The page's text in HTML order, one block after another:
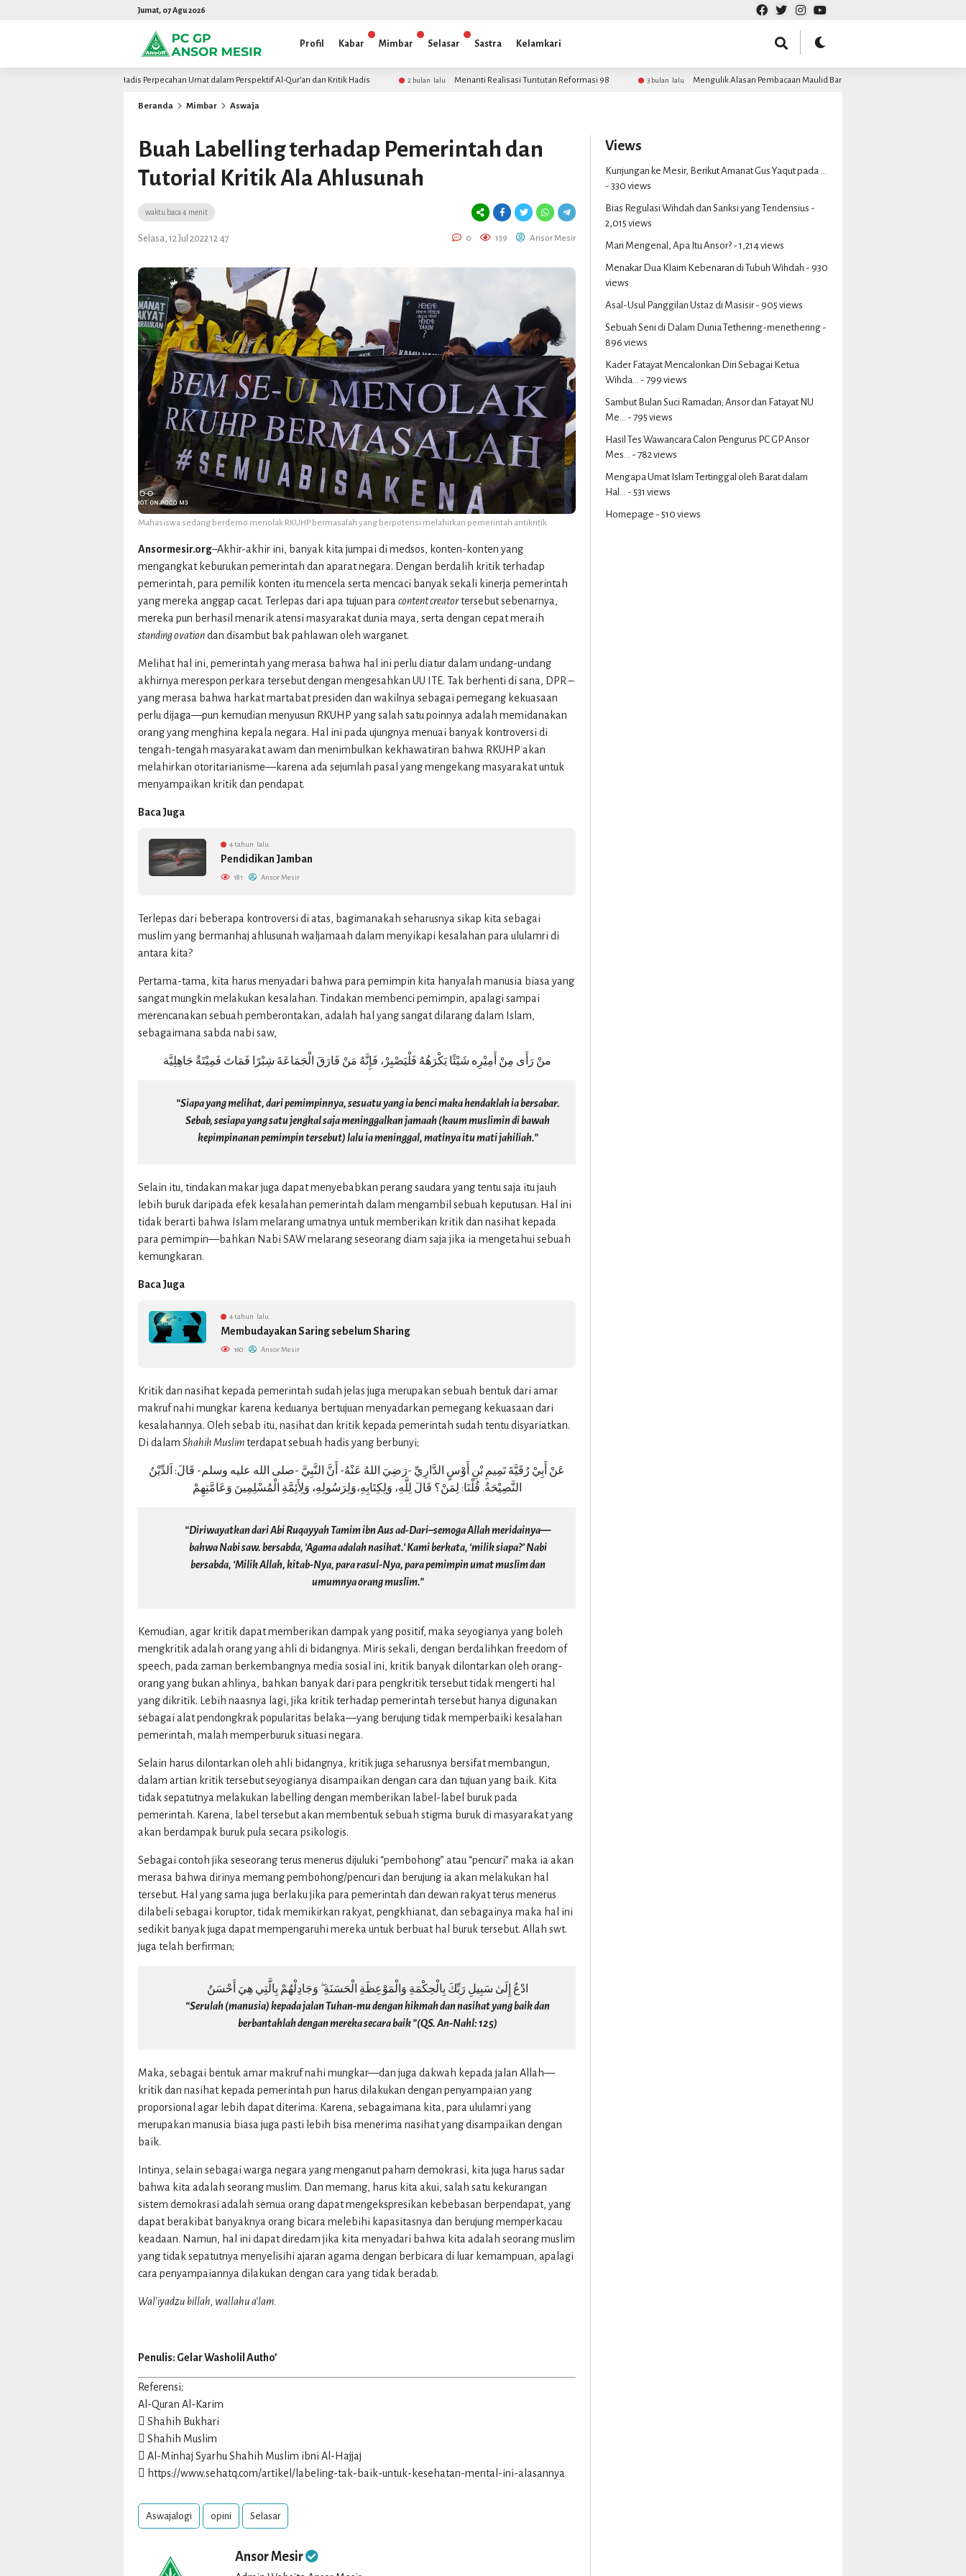
Jumat, 07 Agu 2026
Profil Kabar Mimbar Selasar Sastra Kelamkari
Hadis Perpecahan Umat dalam Perspektif Al-Qur’an dan Kritik Hadis 2 bulan lalu Menanti Realisasi Tuntutan Reformasi 98 3 bulan lalu Mengulik Alasan Pembacaan Maulid Barzanji MDS Rijalul Ansor dalam Majelis
Beranda Mimbar Aswaja
Buah Labelling terhadap Pemerintah dan
Tutorial Kritik Ala Ahlusunah
waktu baca 4 menit
Selasa, 12 Jul 2022 12:47 0 139 Ansor Mesir
Mahasiswa sedang berdemo menolak RKUHP bermasalah yang berpotensi melahirkan pemerintah antikritik
Ansormesir.org–Akhir-akhir ini, banyak kita jumpai di medsos, konten-konten yang
mengangkat keburukan pemerintah dan aparat negara. Dengan berdalih kritik terhadap
pemerintah, para pemilik konten itu mencela serta mencaci banyak sekali kinerja pemerintah
yang mereka anggap cacat. Terlepas dari apa tujuan para content creatortersebut sebenarnya,
mereka pun berhasil menarik atensi masyarakat dunia maya, serta dengan cepat meraih
standing ovationdan disambut bak pahlawan oleh warganet.
Melihat hal ini, pemerintah yang merasa bahwa hal ini perlu diatur dalam undang-undang
akhirnya merespon perkara tersebut dengan mengesahkan UU ITE. Tak berhenti di sana, DPR –
yang merasa bahwa harkat martabat presiden dan wakilnya sebagai pemegang kekuasaan
perlu dijaga—pun kemudian menyusun RKUHP yang salah satu poinnya adalah memidanakan
orang yang menghina kepala negara. Hal ini pada ujungnya menuai banyak kontroversi di
tengah-tengah masyarakat awam dan menimbulkan kekhawatiran bahwa RKUHP akan
melahirkan otoritarianisme—karena ada sejumlah pasal yang mengekang masyarakat untuk
menyampaikan kritik dan pendapat.
Baca Juga
4 tahun lalu
Pendidikan Jamban
181 Ansor Mesir
Terlepas dari beberapa kontroversi di atas, bagimanakah seharusnya sikap kita sebagai
muslim yang bermanhaj ahlusunah waljamaah dalam menyikapi kesalahan para ululamri di
antara kita?
Pertama-tama, kita harus menyadari bahwa para pemimpin kita hanyalah manusia biasa yang
sangat mungkin melakukan kesalahan. Tindakan membenci pemimpin, apalagi sampai
merencanakan sebuah pemberontakan, adalah hal yang sangat dilarang dalam Islam,
sebagaimana sabda nabi saw,
منْ رَأَى مِنْ أَمِيْرِه شَيْئًا يَكْرَهُهُ فَلْيَصْبِرْ، فَإِنَّهُ مَنْ فَارَقَ الْجَمَاعَةَ شِبْرًا فَمَاتَ فَمِيْتَةٌ جَاهِلِيَّة
“Siapa yang melihat, dari pemimpinnya, sesuatu yang ia benci maka hendaklah ia bersabar.
Sebab, sesiapa yang satu jengkal saja meninggalkan jamaah (kaum muslimin di bawah
kepimpinanan pemimpin tersebut) lalu ia meninggal, matinya itu mati jahiliah.”
Selain itu, tindakan makar juga dapat menyebabkan perang saudara yang tentu saja itu jauh
lebih buruk daripada efek kesalahan pemerintah dalam mengambil sebuah keputusan. Hal ini
tidak berarti bahwa Islam melarang umatnya untuk memberikan kritik dan nasihat kepada
para pemimpin—bahkan Nabi SAW melarang seseorang diam saja jika ia mengetahui sebuah
kemungkaran.
Baca Juga
4 tahun lalu
Membudayakan Saring sebelum Sharing
160 Ansor Mesir
Kritik dan nasihat kepada pemerintah sudah jelas juga merupakan sebuah bentuk dari amar
makruf nahi mungkar karena keduanya bertujuan menyadarkan pemegang kekuasaan dari
kesalahannya. Oleh sebab itu, nasihat dan kritik kepada pemerintah sudah tentu disyariatkan.
Di dalam Shahih Muslimterdapat sebuah hadis yang berbunyi;
عَنْ أَبِيْ رُقَيَّةَ تَمِيمِ بْنِ أَوْسٍ الدَّارِيِّ -رَضِيَ اللهُ عَنْهُ- أَنَّ النَّبِيَّ -صلى الله عليه وسلم- قَالَ: اَلدِّيْنُ
النَّصِيْحَةُ. قُلْنَا: لِمَنْ؟ قَالَ لِلَّهِ، وَلِكِتَابِهِ،وَلِرَسُولِهِ، وَلِأَئِمَّةِ الْمُسْلِمِينَ وَعَامَّتِهِمْ
“Diriwayatkan dari Abi Ruqayyah Tamim ibn Aus ad-Dari–semoga Allah meridainya—
bahwa Nabi saw. bersabda, ‘Agama adalah nasihat.’ Kami berkata, ‘milik siapa?’ Nabi
bersabda, ‘Milik Allah, kitab-Nya, para rasul-Nya, para pemimpin umat muslim dan
umumnya orang muslim.”
Kemudian, agar kritik dapat memberikan dampak yang positif, maka seyogianya yang boleh
mengkritik adalah orang yang ahli di bidangnya. Miris sekali, dengan berdalihkan freedom of
speech, pada zaman berkembangnya media sosial ini, kritik banyak dilontarkan oleh orang-
orang yang bukan ahlinya, bahkan banyak dari para pengkritik tersebut tidak mengerti hal
yang dikritik. Lebih naasnya lagi, jika kritik terhadap pemerintah tersebut hanya digunakan
sebagai alat pendongkrak popularitas belaka—yang berujung tidak memperbaiki kesalahan
pemerintah, malah memperburuk situasi negara.
Selain harus dilontarkan oleh ahli bidangnya, kritik juga seharusnya bersifat membangun,
dalam artian kritik tersebut seyogianya disampaikan dengan cara dan tujuan yang baik. Kita
tidak sepatutnya melakukan labelling dengan memberikan label-label buruk pada
pemerintah. Karena, label tersebut akan membentuk sebuah stigma buruk di masyarakat yang
akan berdampak buruk pula secara psikologis.
Sebagai contoh jika seseorang terus menerus dijuluki “pembohong” atau “pencuri” maka ia akan
merasa bahwa dirinya memang pembohong/pencuri dan berujung ia akan melakukan hal
tersebut. Hal yang sama juga berlaku jika para pemerintah dan dewan rakyat terus menerus
dilabeli sebagai koruptor, tidak memikirkan rakyat, pengkhianat, dan sebagainya maka hal ini
sedikit banyak juga dapat mempengaruhi mereka untuk berbuat hal buruk tersebut. Allah swt.
juga telah berfirman;
ادْعُ إِلَىٰ سَبِيلِ رَبِّكَ بِالْحِكْمَةِ وَالْمَوْعِظَةِ الْحَسَنَةِ ۖ وَجَادِلْهُمْ بِالَّتِي هِيَ أَحْسَنُ
“Serulah (manusia) kepada jalan Tuhan-mu dengan hikmah dan nasihat yang baik dan
berbantahlah dengan mereka secara baik ”(QS. An-Nahl: 125)
Maka, sebagai bentuk amar makruf nahi mungkar—dan juga dakwah kepada jalan Allah—
kritik dan nasihat kepada pemerintah pun harus dilakukan dengan penyampaian yang
proporsional agar lebih dapat diterima. Karena, sebagaimana kita, para ululamri yang
merupakan manusia biasa juga pasti lebih bisa menerima nasihat yang disampaikan dengan
baik.
Intinya, selain sebagai warga negara yang menganut paham demokrasi, kita juga harus sadar
bahwa kita adalah seorang muslim. Dan memang, harus kita akui, salah satu kekurangan
sistem demokrasi adalah semua orang dapat mengekspresikan kebebasan berpendapat, yang
dapat berakibat banyaknya orang bicara melebihi kapasitasnya dan berujung memperkacau
keadaan. Namun, hal ini dapat diredam jika kita menyadari bahwa kita adalah seorang muslim
yang tidak sepatutnya menyelisihi ajaran agama dengan berbicara di luar kemampuan, apalagi
cara penyampaiannya dilakukan dengan cara yang tidak beradab.
Wal’iyadzu billah, wallahu a’lam.
Penulis: Gelar Washolil Autho’
Referensi;
Al-Quran Al-Karim
 Shahih Bukhari
 Shahih Muslim
 Al-Minhaj Syarhu Shahih Muslim ibni Al-Hajjaj
 https://www.sehatq.com/artikel/labeling-tak-baik-untuk-kesehatan-mental-ini-alasannya
Aswajalogi opini Selasar
Ansor Mesir
Views
Kunjungan ke Mesir, Berikut Amanat Gus Yaqut pada ...
- 330 views
Bias Regulasi Wihdah dan Sanksi yang Tendensius -
2,015 views
Mari Mengenal, Apa Itu Ansor? - 1,214 views
Menakar Dua Klaim Kebenaran di Tubuh Wihdah - 930
views
Asal-Usul Panggilan Ustaz di Masisir- 905 views
Sebuah Seni di Dalam Dunia Tethering-menethering -
896 views
Kader Fatayat Mencalonkan Diri Sebagai Ketua
Wihda... - 799 views
Sambut Bulan Suci Ramadan; Ansor dan Fatayat NU
Me... - 795 views
Hasil Tes Wawancara Calon Pengurus PC GP Ansor
Mes... - 782 views
Mengapa Umat Islam Tertinggal oleh Barat dalam
Hal... - 531 views
Homepage - 510 views